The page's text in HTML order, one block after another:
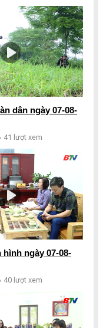
dân ngày 07-08-
41 lượt xem
ngày 07-08-
40 lượt xem